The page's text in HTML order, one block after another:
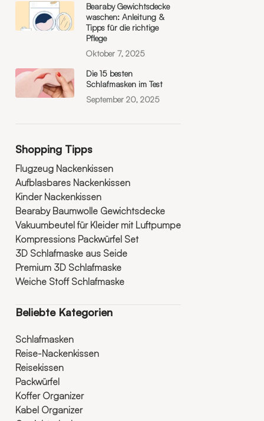
Bearaby Gewichtsdecke
waschen: Anleitung &
Tipps für die richtige
Pflege
Oktober 7, 2025
Die 15 besten
Schlafmasken im Test
September 20, 2025
Shopping Tipps
Flugzeug Nackenkissen
Aufblasbares Nackenkissen
Kinder Nackenkissen
Bearaby Baumwolle Gewichtsdecke
Vakuumbeutel für Kleider mit Luftpumpe
Kompressions Packwürfel Set
3D Schlafmaske aus Seide
Premium 3D Schlafmaske
Weiche Stoff Schlafmaske
Beliebte Kategorien
Schlafmasken
Reise-Nackenkissen
Reisekissen
Packwürfel
Koffer Organizer
Kabel Organizer